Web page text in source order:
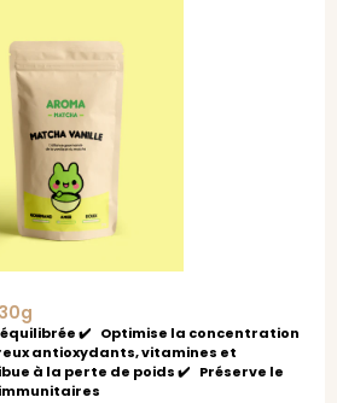
✔️ Optimise la concentration
antioxydants, vitamines et
à la perte de poids ✔️ Préserve le